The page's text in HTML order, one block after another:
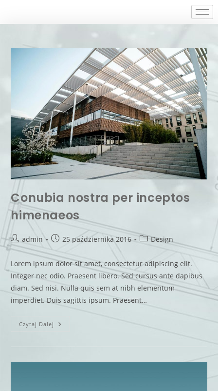
Conubia nostra per inceptos
himenaeos
admin 25 października 2016 Design
Lorem ipsum dolor sit amet, consectetur adipiscing elit.
Integer nec odio. Praesent libero. Sed cursus ante dapibus
diam. Sed nisi. Nulla quis sem at nibh elementum
imperdiet. Duis sagittis ipsum. Praesent…
Czytaj Dalej